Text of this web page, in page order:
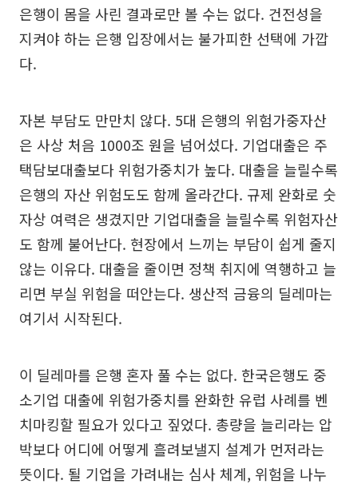
은행이 몸을 사린 결과로만 볼 수는 없다. 건전성을
지켜야 하는 은행 입장에서는 불가피한 선택에 가깝
다.
자본 부담도 만만치 않다. 5대 은행의 위험가중자산
은 사상 처음 1000조 원을 넘어섰다. 기업대출은 주
택담보대출보다 위험가중치가 높다. 대출을 늘릴수록
은행의 자산 위험도도 함께 올라간다. 규제 완화로 숫
자상 여력은 생겼지만 기업대출을 늘릴수록 위험자산
도 함께 불어난다. 현장에서 느끼는 부담이 쉽게 줄지
않는 이유다. 대출을 줄이면 정책 취지에 역행하고 늘
리면 부실 위험을 떠안는다. 생산적 금융의 딜레마는
여기서 시작된다.
이 딜레마를 은행 혼자 풀 수는 없다. 한국은행도 중
소기업 대출에 위험가중치를 완화한 유럽 사례를 벤
치마킹할 필요가 있다고 짚었다. 총량을 늘리라는 압
박보다 어디에 어떻게 흘려보낼지 설계가 먼저라는
뜻이다. 될 기업을 가려내는 심사 체계, 위험을 나누